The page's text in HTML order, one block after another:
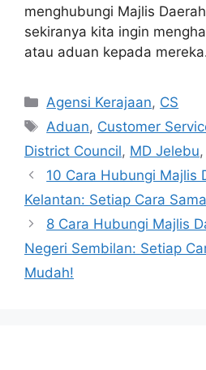
menghubungi Majlis
sekiranya kita ingin
atau aduan kepada
Categories
Agensi Kerajaan, CS
Tags
Aduan, Customer
District Council, MD Jelebu,
10 Cara Hubungi Majlis
Kelantan: Setiap Cara
8 Cara Hubungi Majlis
Negeri Sembilan: Setiap
Mudah!